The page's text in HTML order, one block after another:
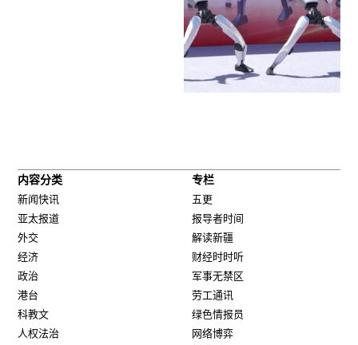
内容分类
新闻快讯
亚太报道
外交
经济
政治
港台
科教文
人权法治
专栏
五更
报导者时间
解读新疆
财经时时听
军事无禁区
劳工通讯
绿色情报员
网络博弈